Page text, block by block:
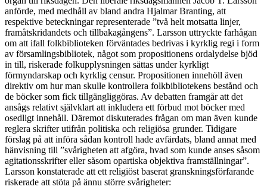
anförde, med medhåll av bland andra Hjalmar Branting, att
respektive beteckningar representerade ”två helt motsatta linjer,
framåtskridandets och tillbakagångens”. Larsson uttryckte farhågan
om att ifall folkbiblioteken förväntades bedrivas i kyrklig regi i form
av församlingsbibliotek, något som propositionens ordalydelse bjöd
in till, riskerade folkupplysningen sättas under kyrkligt
förmyndarskap och kyrklig censur. Propositionen innehöll även
direktiv om hur man skulle kontrollera folkbibliotekens bestånd och
de böcker som fick tillgängliggöras. Av debatten framgår att det
ansågs relativt självklart att inkludera ett förbud mot böcker med
osedligt innehåll. Däremot diskuterades frågan om man även kunde
reglera skrifter utifrån politiska och religiösa grunder. Tidigare
förslag på att införa sådan kontroll hade avfärdats, bland annat med
hänvisning till ”svårigheten att afgöra, hvad som kunde anses såsom
agitationsskrifter eller såsom opartiska objektiva framställningar”.
Larsson konstaterade att ett religiöst baserat granskningsförfarande
riskerade att stöta på ännu större svårigheter: